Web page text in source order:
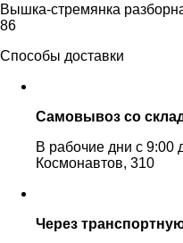
Вышка-стремянка
86
Способы доставки
Самовывоз со
В рабочие дни с 9:00
Космонавтов, 310
Через